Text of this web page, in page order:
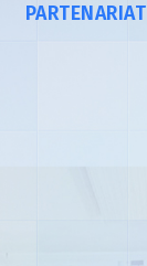
PARTENARIAT